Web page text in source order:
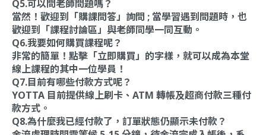
Q5.可以問老師問題嗎？
當然！歡迎到「購課問答」詢問 ; 當學習遇到問題時，也
歡迎到「課程討論區」與老師同學一同互動。
Q6.我要如何購買課程呢？
非常的簡單！點擊「立即購買」的字樣，就可以成為本堂
線上課程的其中一位學員！
Q7.目前有哪些付款方式呢？
YOTTA 目前提供線上刷卡、ATM 轉帳及超商付款三種付
款方式。
Q8.為什麼我已經付款了，訂單狀態仍顯示未付款？